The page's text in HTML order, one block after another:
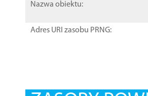
Nazwa obiektu:
Adres URI zasobu PRNG: